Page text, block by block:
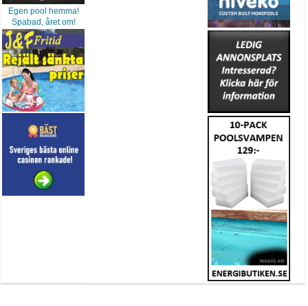
Egen pool hemma!
Spabad, året om!